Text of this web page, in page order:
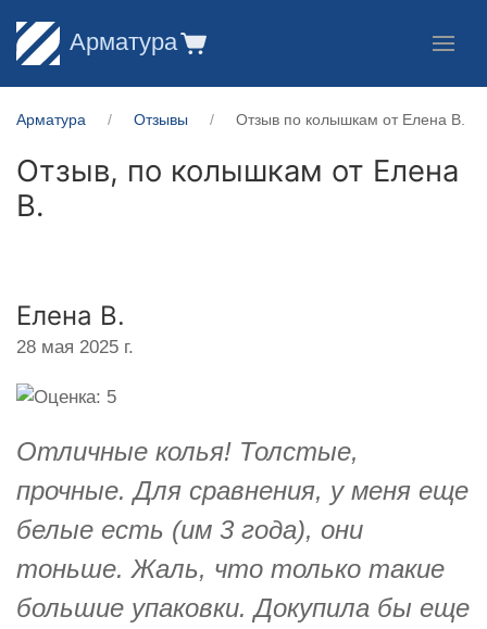
Арматура
Арматура Отзывы Отзыв по колышкам от Елена В.
Отзыв, по колышкам от Елена
В.
Елена В.
28 мая 2025 г.
Отличные колья! Толстые,
прочные. Для сравнения, у меня еще
белые есть (им 3 года), они
тоньше. Жаль, что только такие
большие упаковки. Докупила бы еще